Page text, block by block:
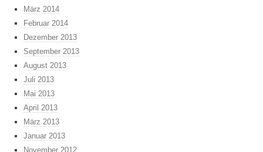
März 2014
Februar 2014
Dezember 2013
September 2013
August 2013
Juli 2013
Mai 2013
April 2013
März 2013
Januar 2013
November 2012